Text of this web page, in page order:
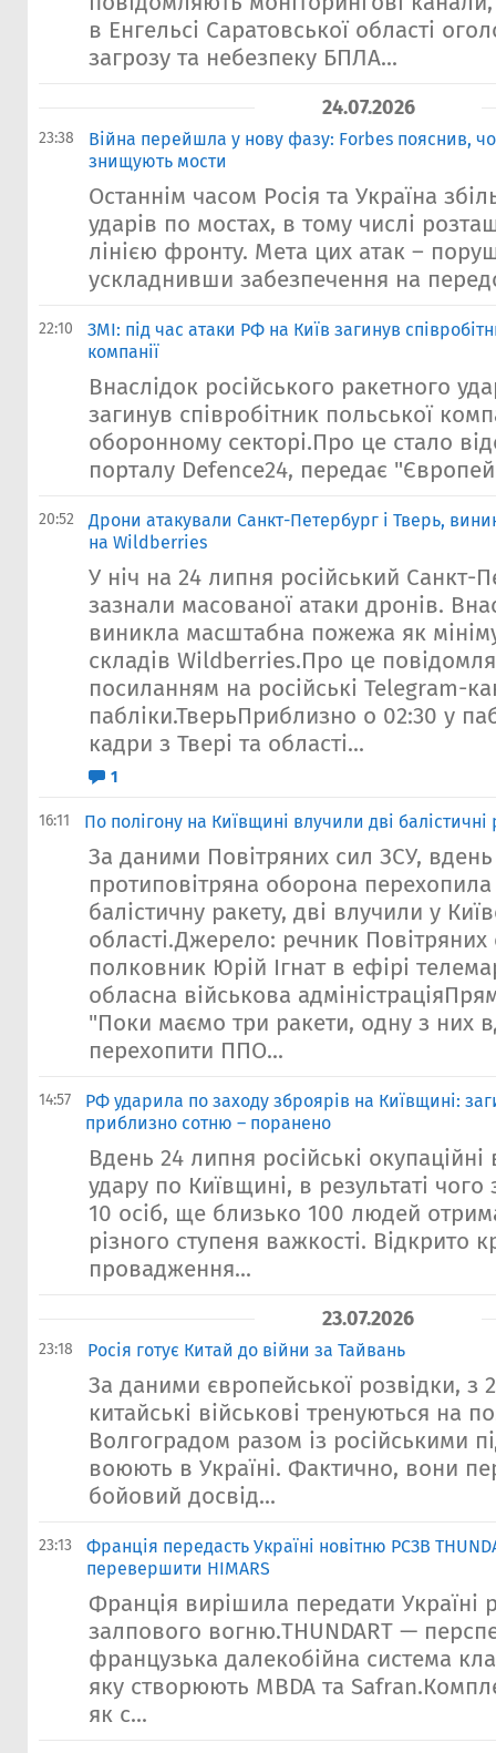
в Енгельсі Саратовської області
загрозу та небезпеку БПЛА...
24.07.2026
23:38
Війна перейшла у нову фазу: Forbes пояснив,
знищують мости
Останнім часом Росія та Україна
ударів по мостах, в тому числі
лінією фронту. Мета цих атак –
ускладнивши забезпечення на
22:10
ЗМІ: під час атаки РФ на Київ загинув
компанії
Внаслідок російського ракетного
загинув співробітник польської
оборонному секторі.Про це стало
порталу Defence24, передає
20:52
Дрони атакували Санкт-Петербург і Тверь,
на Wildberries
У ніч на 24 липня російський Санкт-
зазнали масованої атаки дронів.
виникла масштабна пожежа як
складів Wildberries.Про це
посиланням на російські Telegram-
пабліки.ТверьПриблизно о 02:30 у
кадри з Твері та області...
1
16:11 По полігону на Київщині влучили дві
За даними Повітряних сил ЗСУ,
протиповітряна оборона перехопила
балістичну ракету, дві влучили у
області.Джерело: речник Повітряних
полковник Юрій Ігнат в ефірі
обласна військова
"Поки маємо три ракети, одну з них
перехопити ППО...
14:57
РФ ударила по заходу зброярів на Київщині:
приблизно сотню – поранено
Вдень 24 липня російські окупаційні
удару по Київщині, в результаті чого
10 осіб, ще близько 100 людей
різного ступеня важкості. Відкрито
провадження...
23.07.2026
23:18 Росія готує Китай до війни за Тайвань
За даними європейської розвідки, з
китайські військові тренуються на
Волгоградом разом із російськими
воюють в Україні. Фактично, вони
бойовий досвід...
23:13
Франція передасть Україні новітню РСЗВ
перевершити HIMARS
Франція вирішила передати Україні
залпового вогню.THUNDART —
французька далекобійна система
яку створюють MBDA та
як с...